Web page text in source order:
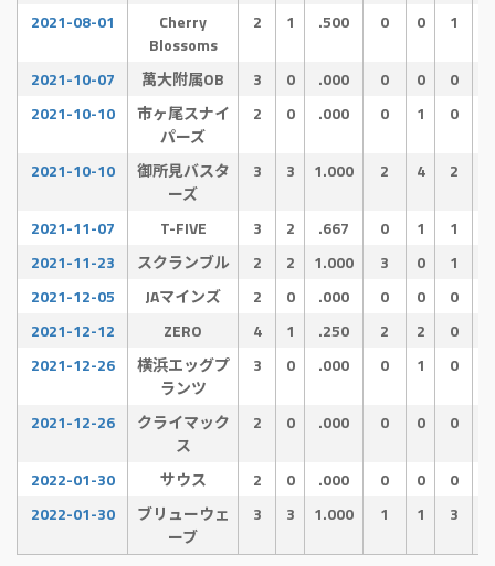
2021-08-01
Cherry
Blossoms
2 1 .500 0 0 1
2021-10-07 萬大附属OB 3 0 .000 0 0 0
2021-10-10
市ヶ尾スナイ
パーズ
2 0 .000 0 1 0
2021-10-10
御所見バスタ
ーズ
3 3 1.000 2 4 2
2021-11-07 T-FIVE 3 2 .667 0 1 1
2021-11-23
スクランブル 2 2 1.000 3 0 1
2021-12-05
JAマインズ 2 0 .000 0 0 0
2021-12-12
ZERO 4 1 .250 2 2 0
2021-12-26
横浜エッグプ
ランツ
3 0 .000 0 1 0
2021-12-26
クライマック
ス
2 0 .000 0 0 0
2022-01-30 サウス 2 0 .000 0 0 0
2022-01-30
ブリューウェ
ーブ
3 3 1.000 1 1 3